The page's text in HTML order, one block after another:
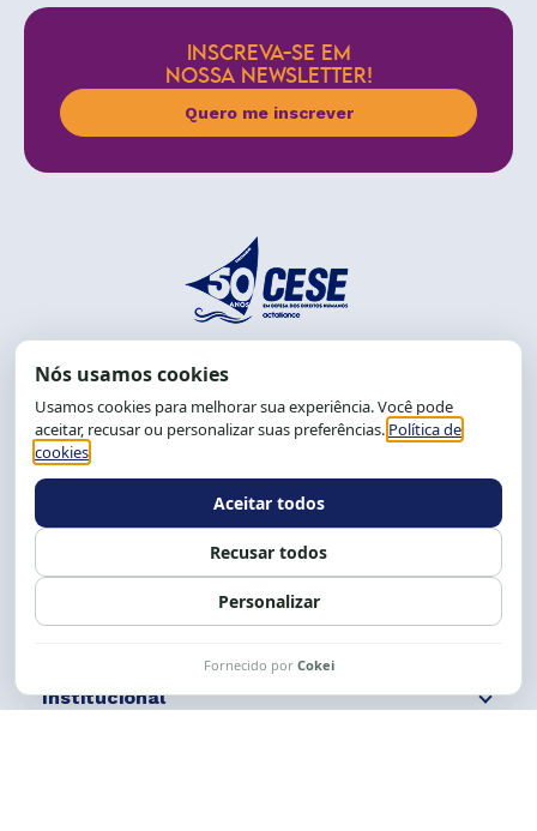
INSCREVA-SE EM
NOSSA NEWSLETTER!
Quero me inscrever
End.: R. da Graça, 150. Graça
CEP: 40.150-055
Salvador-BA, Brasil.
Tel.: (71) 2104-5457, Cel.: (71) 9 9239-2104 ou 2105
Expediente: 8h às 12h e 13 às 17h.
Siga nossas redes Fale conosco
Institucional